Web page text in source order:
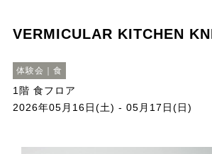
VERMICULAR KITCHEN
体験会｜食
1階 食フロア
2026年05月16日(土) - 05月17日(日)